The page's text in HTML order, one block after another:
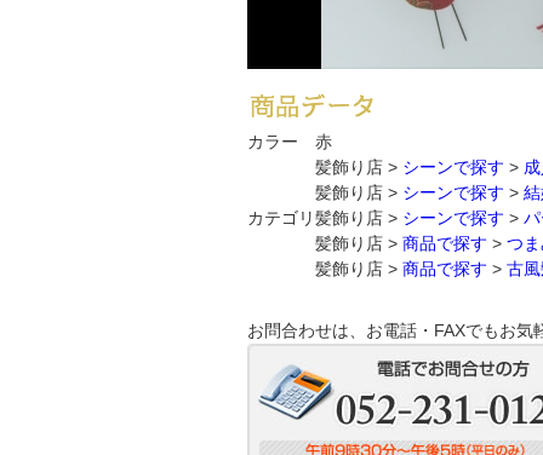
カラー 赤
カテゴリ
髪飾り店 > シーンで探す >
髪飾り店 > シーンで探す >
髪飾り店 > シーンで探す >
髪飾り店 > 商品で探す > つ
髪飾り店 > 商品で探す > 古
お問合わせは、お電話・FAXでもお気